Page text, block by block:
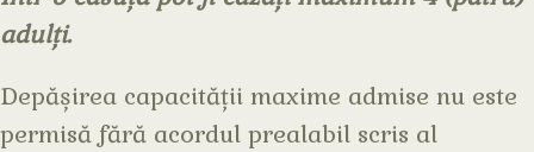
adulți.
Depășirea capacității maxime admise nu este
permisă fără acordul prealabil scris al